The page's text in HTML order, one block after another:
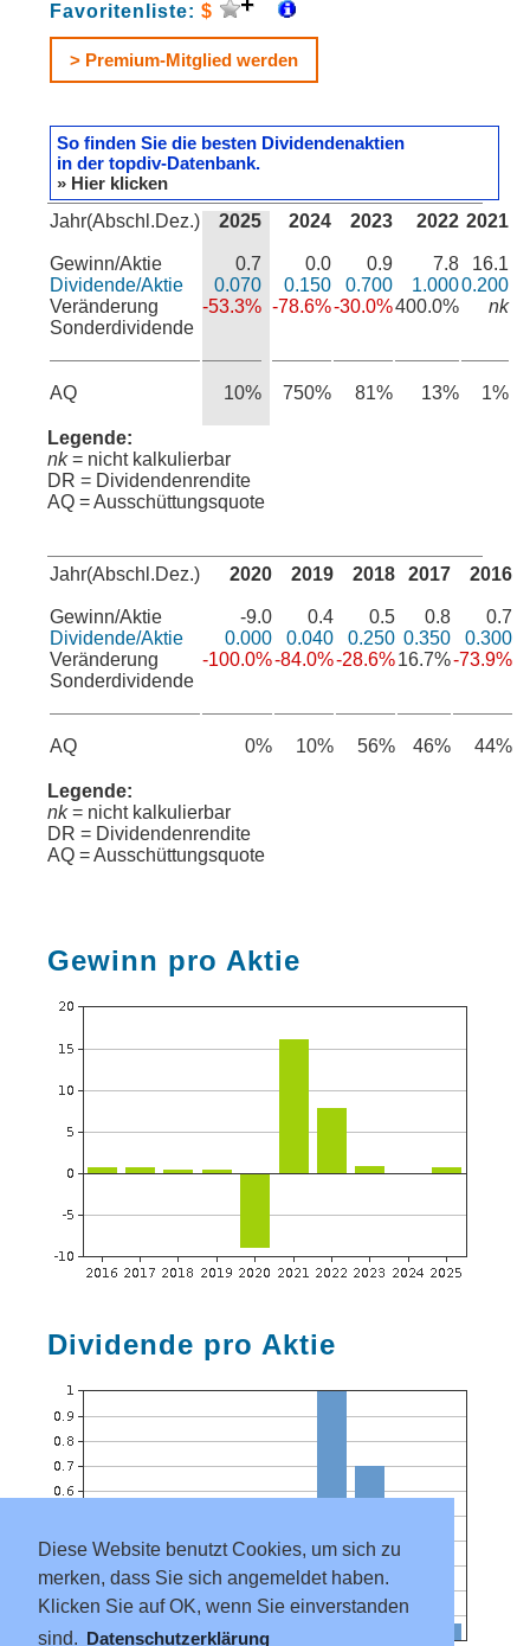
Diese Website benutzt Cookies, um sich zu
merken, dass Sie sich angemeldet haben.
Klicken Sie auf OK, wenn Sie einverstanden
sind. Datenschutzerklärung
Favoritenliste: $
> Premium-Mitglied werden
So finden Sie die besten Dividendenaktien
in der topdiv-Datenbank.
» Hier klicken
Jahr(Abschl.Dez.)
Gewinn/Aktie
Dividende/Aktie
Veränderung
Sonderdividende
AQ
2025
0.7
0.070
-53.3%
10%
2024
0.0
0.150
-78.6%
750%
2023
0.9
0.700
-30.0%
81%
2022
7.8
1.000
400.0%
13%
2021
16.1
0.200
nk
1%
Legende:
nk= nicht kalkulierbar
DR = Dividendenrendite
AQ = Ausschüttungsquote
Jahr(Abschl.Dez.)
Gewinn/Aktie
Dividende/Aktie
Veränderung
Sonderdividende
AQ
2020
-9.0
0.000
-100.0%
0%
2019
0.4
0.040
-84.0%
10%
2018
0.5
0.250
-28.6%
56%
2017
0.8
0.350
16.7%
46%
2016
0.7
0.300
-73.9%
44%
Legende:
nk= nicht kalkulierbar
DR = Dividendenrendite
AQ = Ausschüttungsquote
Gewinn pro Aktie
Dividende pro Aktie